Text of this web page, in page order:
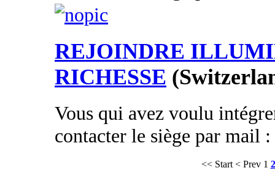
REJOINDRE
RICHESSE
Vous qui avez voulu
contacter le siège par mail
<< Start < Prev 1 2